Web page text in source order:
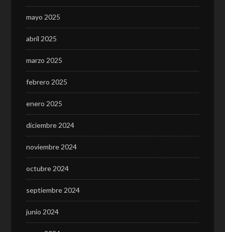
mayo 2025
abril 2025
marzo 2025
febrero 2025
enero 2025
diciembre 2024
noviembre 2024
octubre 2024
septiembre 2024
junio 2024